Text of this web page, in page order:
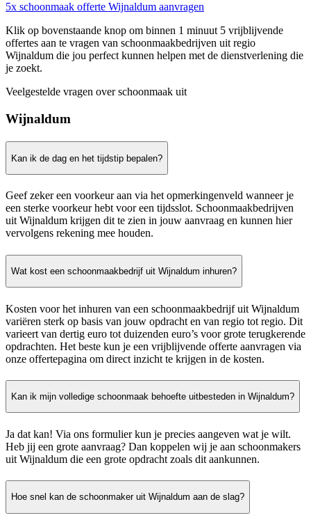
5x schoonmaak offerte Wijnaldum aanvragen
Klik op bovenstaande knop om binnen 1 minuut 5 vrijblijvende
offertes aan te vragen van schoonmaakbedrijven uit regio
Wijnaldum die jou perfect kunnen helpen met de dienstverlening die
je zoekt.
Veelgestelde vragen over schoonmaak uit
Wijnaldum
Kan ik de dag en het tijdstip bepalen?
Geef zeker een voorkeur aan via het opmerkingenveld wanneer je
een sterke voorkeur hebt voor een tijdsslot. Schoonmaakbedrijven
uit Wijnaldum krijgen dit te zien in jouw aanvraag en kunnen hier
vervolgens rekening mee houden.
Wat kost een schoonmaakbedrijf uit Wijnaldum inhuren?
Kosten voor het inhuren van een schoonmaakbedrijf uit Wijnaldum
variëren sterk op basis van jouw opdracht en van regio tot regio. Dit
varieert van dertig euro tot duizenden euro’s voor grote terugkerende
opdrachten. Het beste kun je een vrijblijvende offerte aanvragen via
onze offertepagina om direct inzicht te krijgen in de kosten.
Kan ik mijn volledige schoonmaak behoefte uitbesteden in Wijnaldum?
Ja dat kan! Via ons formulier kun je precies aangeven wat je wilt.
Heb jij een grote aanvraag? Dan koppelen wij je aan schoonmakers
uit Wijnaldum die een grote opdracht zoals dit aankunnen.
Hoe snel kan de schoonmaker uit Wijnaldum aan de slag?